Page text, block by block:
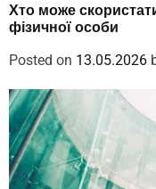
Хто може
фізичної особи
Posted on 13.05.2026